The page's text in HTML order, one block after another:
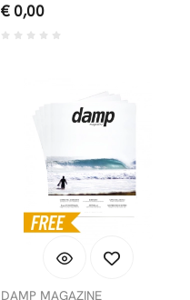
€ 0,00
DAMP MAGAZINE